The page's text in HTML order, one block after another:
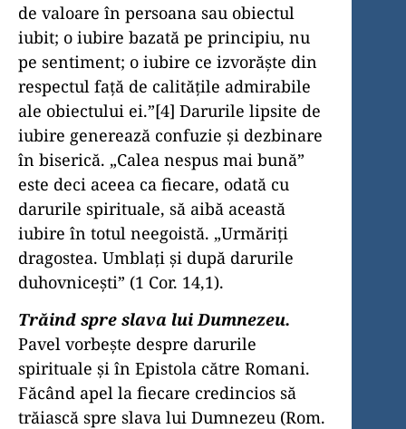
de valoare în persoana sau obiectul
iubit; o iubire bazată pe principiu, nu
pe sentiment; o iubire ce izvorăşte din
respectul faţă de calităţile admirabile
ale obiectului ei.”[4] Darurile lipsite de
iubire generează confuzie şi dezbinare
în biserică. „Calea nespus mai bună”
este deci aceea ca fiecare, odată cu
darurile spirituale, să aibă această
iubire în totul neegoistă. „Urmăriţi
dragostea. Umblaţi şi după darurile
duhovniceşti” (1 Cor. 14,1).
Trăind spre slava lui Dumnezeu.
Pavel vorbeşte despre darurile
spirituale şi în Epistola către Romani.
Făcând apel la fiecare credincios să
trăiască spre slava lui Dumnezeu (Rom.